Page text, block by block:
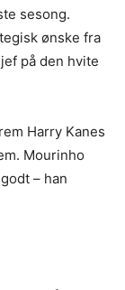
sesong.
ønske fra
på den hvite
Harry Kanes
Mourinho
– han